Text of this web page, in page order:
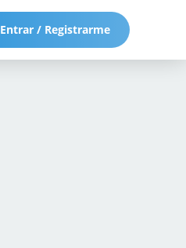
Entrar / Registrarme